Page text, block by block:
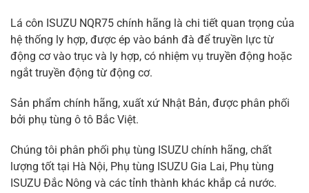
Lá côn ISUZU NQR75 chính hãng là chi tiết quan trọng của
hệ thống ly hợp, được ép vào bánh đà để truyền lực từ
động cơ vào trục và ly hợp, có nhiệm vụ truyền động hoặc
ngắt truyền động từ động cơ.
Sản phẩm chính hãng, xuất xứ Nhật Bản, được phân phối
bởi phụ tùng ô tô Bắc Việt.
Chúng tôi phân phối phụ tùng ISUZU chính hãng, chất
lượng tốt tại Hà Nội, Phụ tùng ISUZU Gia Lai, Phụ tùng
ISUZU Đắc Nông và các tỉnh thành khác khắp cả nước.